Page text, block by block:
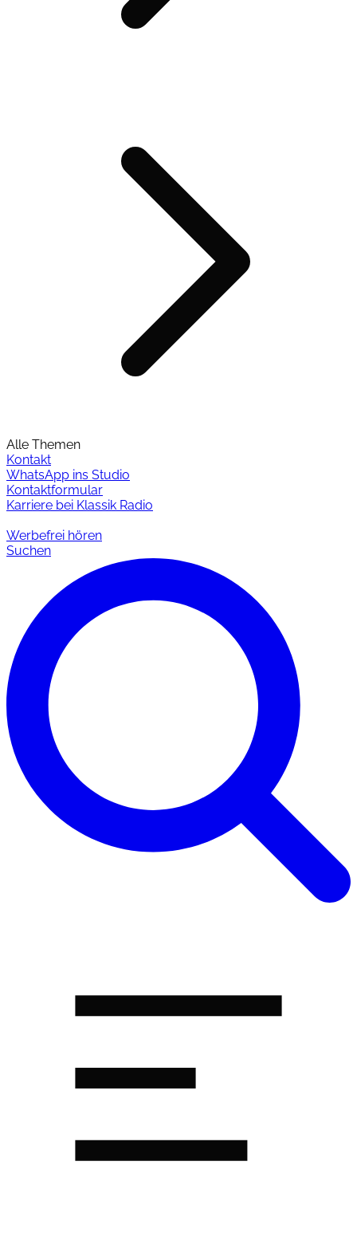
Alle Themen
Kontakt
WhatsApp ins Studio
Kontaktformular
Karriere bei Klassik Radio
Werbefrei hören
Suchen